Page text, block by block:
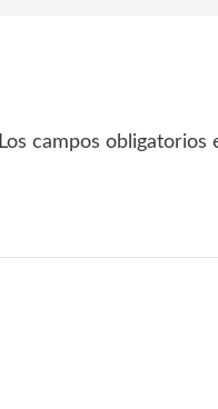
Los campos obligatorios